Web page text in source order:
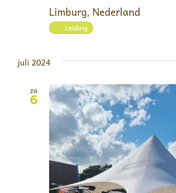
Limburg, Nederland
Leiding
juli 2024
za
6